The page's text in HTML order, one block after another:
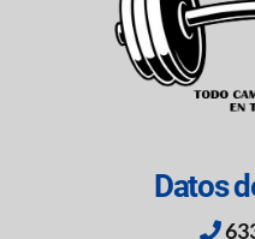
Datos